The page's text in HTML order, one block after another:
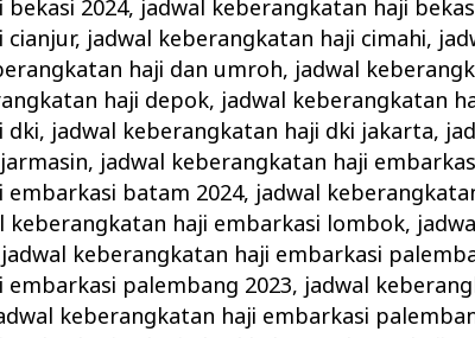
2024, jadwal keberangkatan haji
cianjur, jadwal keberangkatan haji cimahi,
haji dan umroh, jadwal
haji depok, jadwal keberangkatan
dki, jadwal keberangkatan haji dki jakarta,
, jadwal keberangkatan haji
embarkasi batam 2024, jadwal
keberangkatan haji embarkasi lombok,
jadwal keberangkatan haji embarkasi
palembang 2023, jadwal
keberangkatan haji embarkasi